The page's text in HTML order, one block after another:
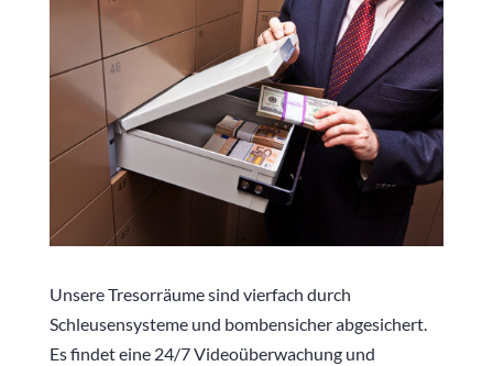
Unsere Tresorräume sind vierfach durch
Schleusensysteme und bombensicher abgesichert.
Es findet eine 24/7 Videoüberwachung und